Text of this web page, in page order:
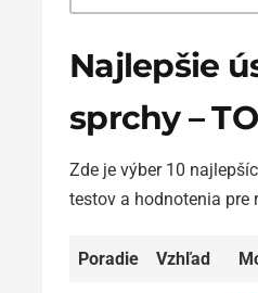
Najlepšie
sprchy –
Zde je výber 10
testov a hodnotenia pre
Poradie Vzhľad